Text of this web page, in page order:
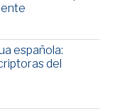
española:
del